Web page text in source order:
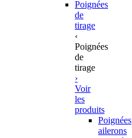
Poignées
de
tirage
‹
Poignées
de
tirage
›
Voir
les
produits
Poignées
ailerons